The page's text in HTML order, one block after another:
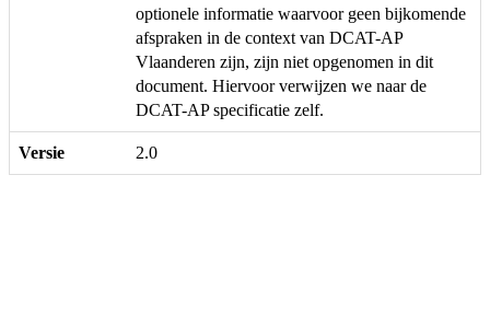
optionele informatie waarvoor geen bijkomende
afspraken in de context van DCAT-AP
Vlaanderen zijn, zijn niet opgenomen in dit
document. Hiervoor verwijzen we naar de
DCAT-AP specificatie zelf.
Versie 2.0